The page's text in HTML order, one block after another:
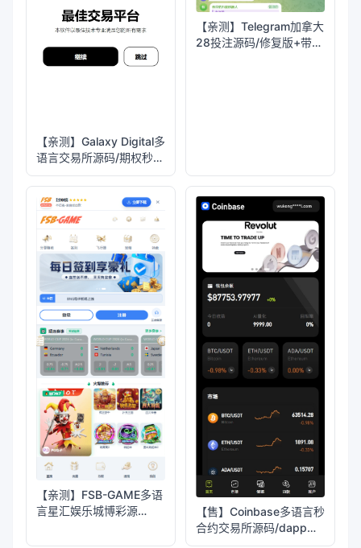
【亲测】Galaxy Digital多
语言交易所源码/期权秒合
约+杠杆合约+智能合约投
资理财+NTF+贷款+输赢
控制
【亲测】Telegram加拿大
28投注源码/修复版+带搭
【亲测】FSB-GAME多语
言星汇娱乐城博彩源
【售】Coinbase多语言秒
合约交易所源码/dapp登
录+模拟账号+K线插针